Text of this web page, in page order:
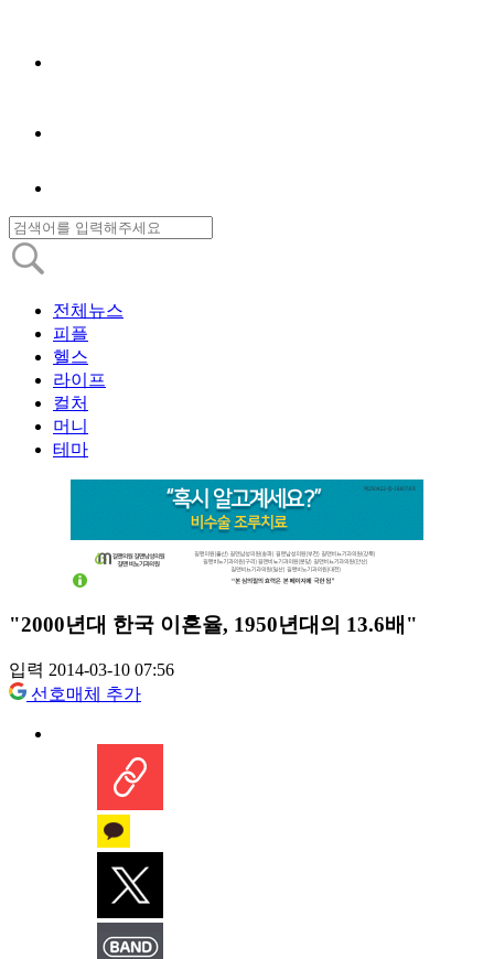
전체뉴스
피플
헬스
라이프
컬처
머니
테마
"2000년대 한국 이혼율, 1950년대의 13.6배"
입력 2014-03-10 07:56
선호매체 추가